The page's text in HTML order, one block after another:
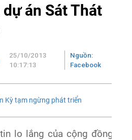
dự án Sát Thát
25/10/2013
10:17:13
Nguồn:
Facebook
Kỳ tạm ngừng phát triển
lo lắng của cộng đồng về